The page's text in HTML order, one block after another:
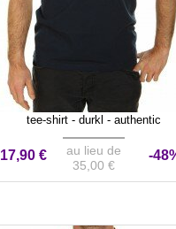
tee-shirt - durkl - authentic
17,90 €
au lieu de
35,00 €
-